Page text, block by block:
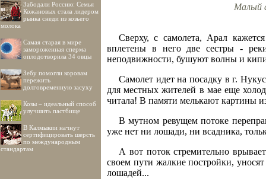
Забодали Россию: Семья
Кожановых стала лидером
рынка снеди из козьего
молока
Самая старая в мире
замороженная сперма
оплодотворила 34 овцы
Зебу помогли коровам
пережить
долговременную засуху
Козы – идеальный способ
улучшить пастбище
В Калмыкии начнут
сертифицировать шерсть
по международным
стандартам
Малый
Сверху, с самолета, Арал
вплетены в него две сестры -
неподвижности, бушуют волны и
Самолет идет на посадку в г.
для местных жителей в мае еще
читала! В памяти мелькают картины
В мутном ревущем потоке
уже нет ни лошади, ни всадника,
А вот поток стремительно
своем пути жалкие постройки,
лошадей...